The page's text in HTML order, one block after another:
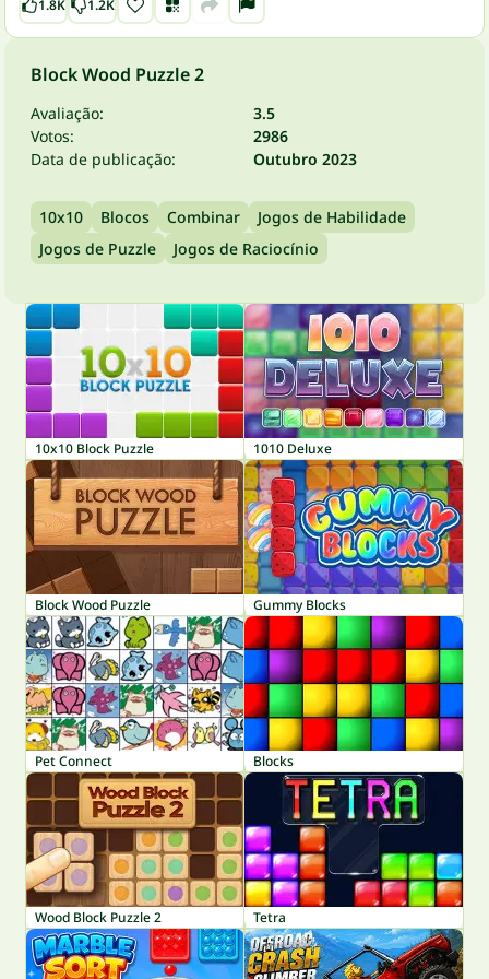
1.8K 1.2K
Block Wood Puzzle 2
Avaliação:
3.5
Votos:
2986
Data de publicação:
Outubro 2023
10x10 Blocos Combinar
Jogos de Habilidade
Jogos de Puzzle
Jogos de Raciocínio
10x10 Block Puzzle 1010 Deluxe
Block Wood Puzzle Gummy Blocks
Pet Connect Blocks
Wood Block Puzzle 2 Tetra